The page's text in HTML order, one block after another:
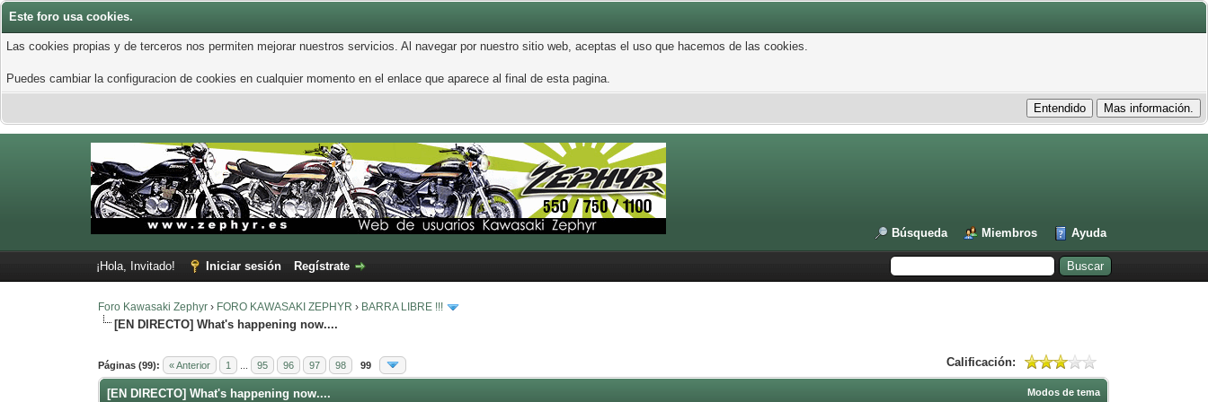
Este foro usa cookies.
Las cookies propias y de terceros nos permiten mejorar nuestros servicios. Al navegar por nuestro sitio web, aceptas el uso que hacemos de las cookies.
Puedes cambiar la configuracion de cookies en cualquier momento en el enlace que aparece al final de esta pagina.
Búsqueda Miembros Ayuda
¡Hola, Invitado! Iniciar sesión Regístrate
Foro Kawasaki Zephyr › FORO KAWASAKI ZEPHYR › BARRA LIBRE !!!
[EN DIRECTO] What's happening now....
Páginas (99): « Anterior 1 95 96 97 98 99 Calificación:
2 voto(s) - 3 Media
1
2
3
4
5
Modos de tema
[EN DIRECTO] What's happening now....